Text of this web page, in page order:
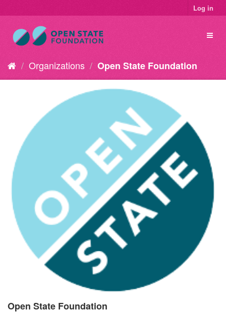
Log in
Organizations Open State Foundation
Open State Foundation